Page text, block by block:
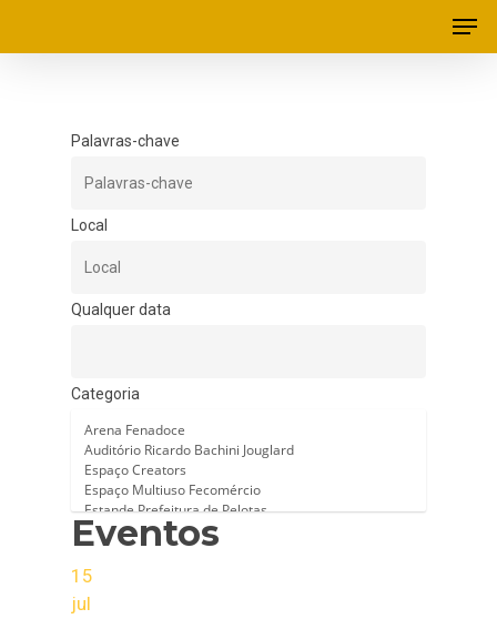
Palavras-chave
Local
Qualquer data
Categoria
Eventos
15
jul